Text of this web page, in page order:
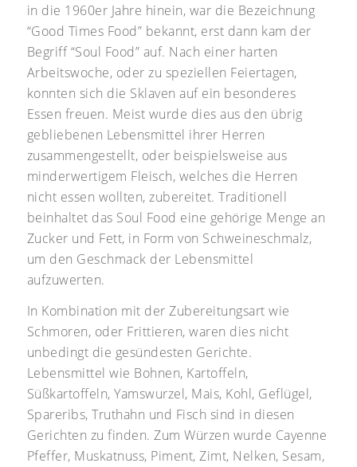
in die 1960er Jahre hinein, war die Bezeichnung
“Good Times Food” bekannt, erst dann kam der
Begriff “Soul Food” auf. Nach einer harten
Arbeitswoche, oder zu speziellen Feiertagen,
konnten sich die Sklaven auf ein besonderes
Essen freuen. Meist wurde dies aus den übrig
gebliebenen Lebensmittel ihrer Herren
zusammengestellt, oder beispielsweise aus
minderwertigem Fleisch, welches die Herren
nicht essen wollten, zubereitet. Traditionell
beinhaltet das Soul Food eine gehörige Menge an
Zucker und Fett, in Form von Schweineschmalz,
um den Geschmack der Lebensmittel
aufzuwerten.
In Kombination mit der Zubereitungsart wie
Schmoren, oder Frittieren, waren dies nicht
unbedingt die gesündesten Gerichte.
Lebensmittel wie Bohnen, Kartoffeln,
Süßkartoffeln, Yamswurzel, Mais, Kohl, Geflügel,
Spareribs, Truthahn und Fisch sind in diesen
Gerichten zu finden. Zum Würzen wurde Cayenne
Pfeffer, Muskatnuss, Piment, Zimt, Nelken, Sesam,